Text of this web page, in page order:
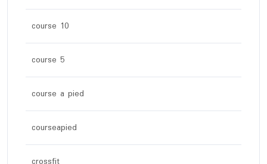
course 10
course 5
course a pied
courseapied